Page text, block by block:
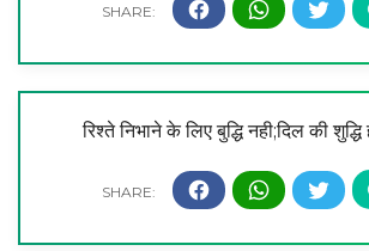
रिश्ते निभाने के लिए बुद्धि नही;दिल की शुद्धि